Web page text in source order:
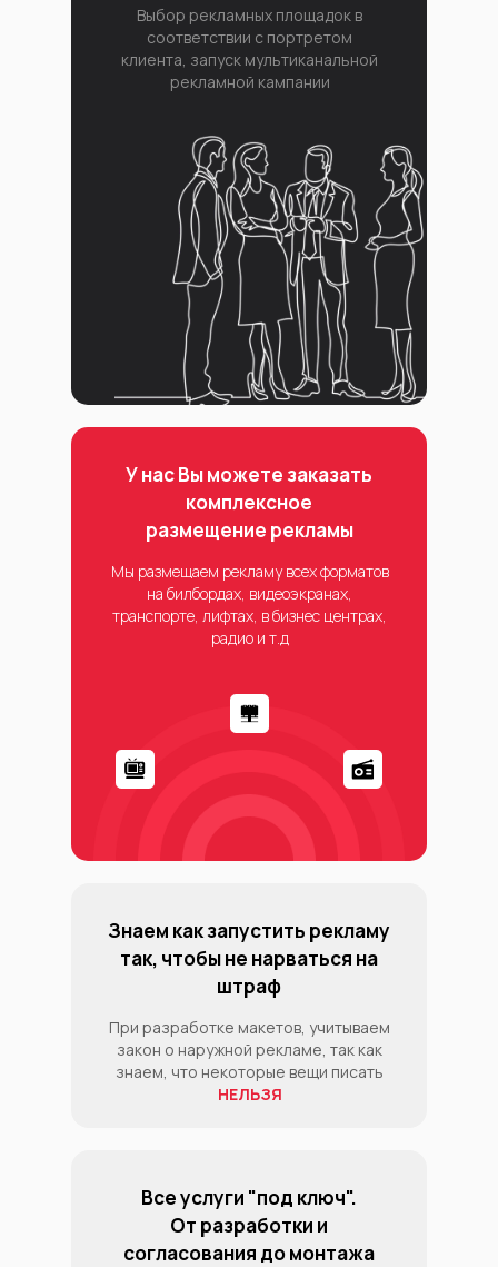
У нас Вы можете заказать
комплексное
размещение рекламы
Мы размещаем рекламу всех форматов
на билбордах, видеоэкранах,
транспорте, лифтах, в бизнес центрах,
радио и т.д
Знаем как запустить рекламу
так, чтобы не нарваться на
штраф
При разработке макетов, учитываем
закон о наружной рекламе, так как
знаем, что некоторые вещи писать
НЕЛЬЗЯ
Все услуги "под ключ".
От разработки и
согласования до монтажа
Выбор рекламных площадок в
соответствии с портретом
клиента, запуск мультиканальной
рекламной кампании